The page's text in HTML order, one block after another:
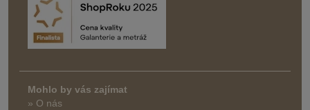
Mohlo by vás zajímat
» O nás